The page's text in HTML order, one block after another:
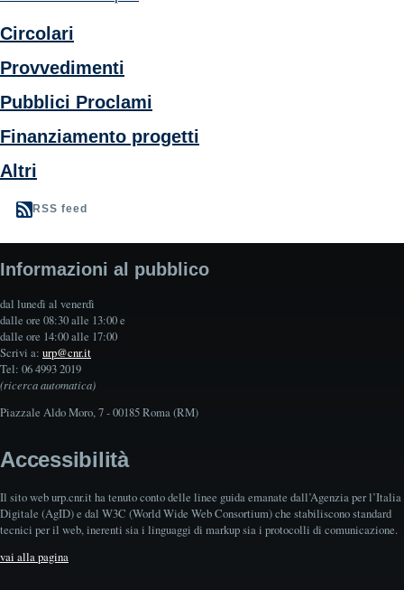
Circolari
Provvedimenti
Pubblici Proclami
Finanziamento progetti
Altri
RSS feed
Informazioni al pubblico
dal lunedì al venerdì
dalle ore 08:30 alle 13:00 e
dalle ore 14:00 alle 17:00
Scrivi a: urp@cnr.it
Tel: 06 4993 2019
(ricerca automatica)
Piazzale Aldo Moro, 7 - 00185 Roma (RM)
Accessibilità
Il sito web urp.cnr.it ha tenuto conto delle linee guida emanate dall’Agenzia per l’Italia
Digitale (AgID) e dal W3C (World Wide Web Consortium) che stabiliscono standard
tecnici per il web, inerenti sia i linguaggi di markup sia i protocolli di comunicazione.
vai alla pagina